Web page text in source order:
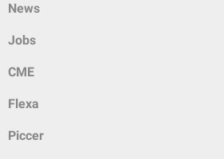
News
Jobs
CME
Flexa
Piccer